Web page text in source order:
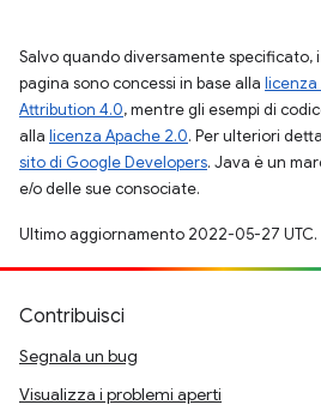
Salvo quando diversamente specificato,
pagina sono concessi in base alla licenza
Attribution 4.0, mentre gli esempi di
alla licenza Apache 2.0. Per ulteriori
sito di Google Developers. Java è un
e/o delle sue consociate.
Ultimo aggiornamento 2022-05-27 UTC.
Contribuisci
Segnala un bug
Visualizza i problemi aperti